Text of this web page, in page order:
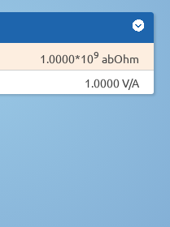
1.0000*109 abOhm
1.0000 V/A